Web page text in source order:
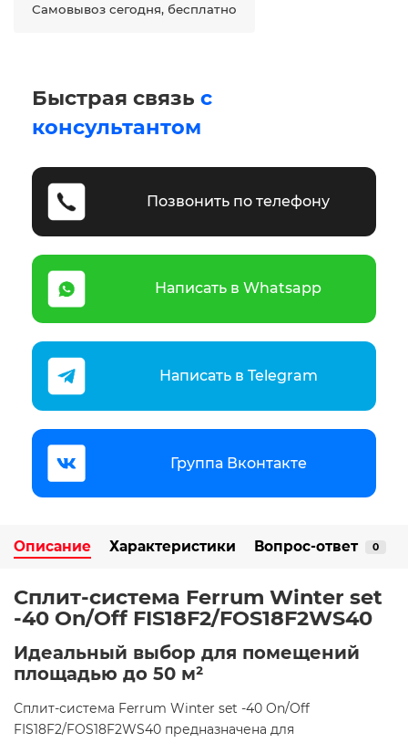
Самовывоз сегодня, бесплатно
Быстрая связь с
консультантом
Позвонить по телефону
Написать в Whatsapp
Написать в Telegram
Группа Вконтакте
Описание Характеристики Вопрос-ответ 0
Сплит-система Ferrum Winter set
-40 On/Off FIS18F2/FOS18F2WS40
Идеальный выбор для помещений
площадью до 50 м²
Сплит-система Ferrum Winter set -40 On/Off
FIS18F2/FOS18F2WS40 предназначена для